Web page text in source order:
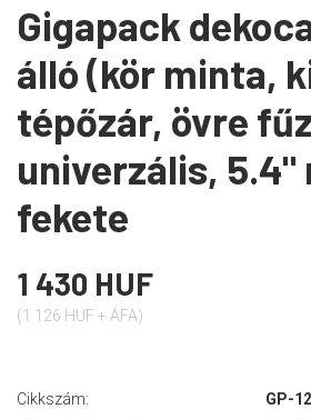
Gigapack
álló (kör minta,
tépőzár, övre
univerzális, 5.4"
fekete
1 430 HUF
(1 126 HUF + ÁFA)
Cikkszám:
GP-